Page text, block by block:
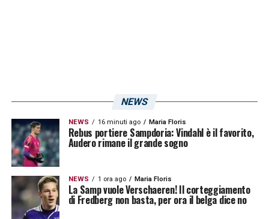
NEWS
NEWS 16 minuti ago Maria Floris
Rebus portiere Sampdoria: Vindahl è il favorito,
Audero rimane il grande sogno
NEWS 1 ora ago Maria Floris
La Samp vuole Verschaeren! Il corteggiamento
di Fredberg non basta, per ora il belga dice no